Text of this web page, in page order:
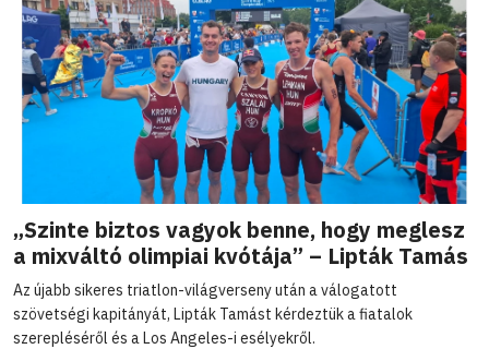
„Szinte biztos vagyok benne, hogy meglesz
a mixváltó olimpiai kvótája” – Lipták Tamás
Az újabb sikeres triatlon-világverseny után a válogatott
szövetségi kapitányát, Lipták Tamást kérdeztük a fiatalok
szerepléséről és a Los Angeles-i esélyekről.